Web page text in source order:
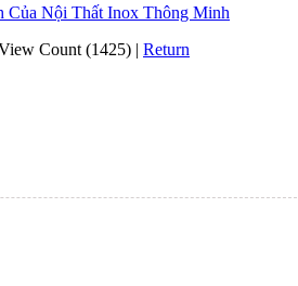
Của Nội Thất Inox Thông Minh
Count (1425) | Return